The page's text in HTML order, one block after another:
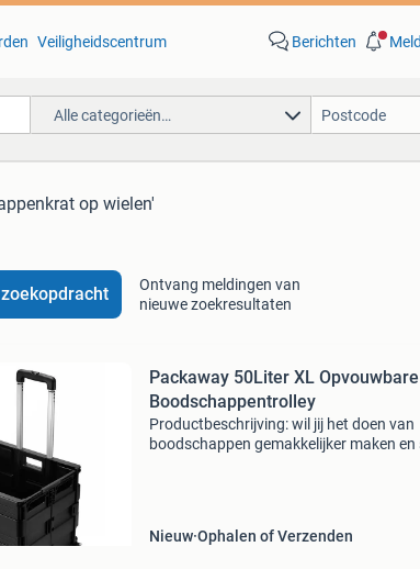
Veiligheidscentrum Berichten
Alle categorieën…
op wielen'
Ontvang meldingen van
nieuwe zoekresultaten
Packaway 50Liter XL Opvouwbare
Boodschappentrolley
Productbeschrijving: wil jij het doen van
boodschappen gemakkelijker maken en
Nieuw Ophalen of Verzenden